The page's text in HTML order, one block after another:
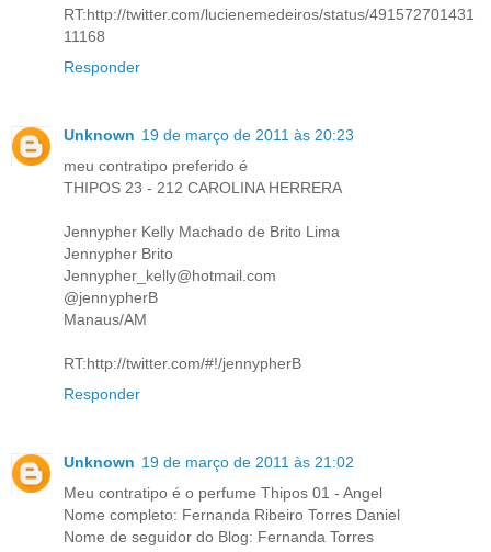
RT:http://twitter.com/lucienemedeiros/status/491572701431
11168
Responder
Unknown 19 de março de 2011 às 20:23
meu contratipo preferido é
THIPOS 23 - 212 CAROLINA HERRERA
Jennypher Kelly Machado de Brito Lima
Jennypher Brito
Jennypher_kelly@hotmail.com
@jennypherB
Manaus/AM
RT:http://twitter.com/#!/jennypherB
Responder
Unknown 19 de março de 2011 às 21:02
Meu contratipo é o perfume Thipos 01 - Angel
Nome completo: Fernanda Ribeiro Torres Daniel
Nome de seguidor do Blog: Fernanda Torres